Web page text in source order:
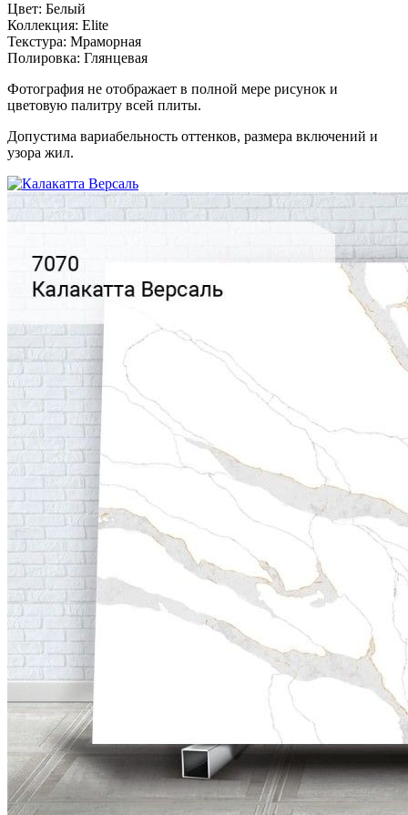
Цвет: Белый
Коллекция: Elite
Текстура: Мраморная
Полировка: Глянцевая
Фотография не отображает в полной мере рисунок и
цветовую палитру всей плиты.
Допустима вариабельность оттенков, размера включений и
узора жил.